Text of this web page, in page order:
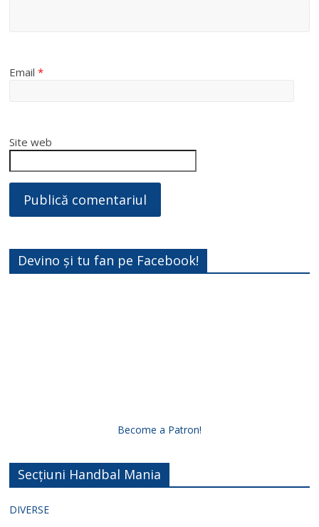
Email*
Site web
Devino și tu fan pe Facebook!
Become a Patron!
Secțiuni Handbal Mania
DIVERSE